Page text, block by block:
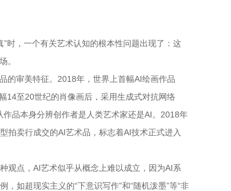
时，一个有关艺术认知的根本性问题出现了：这
。
的审美特征。2018年，世界上首幅AI绘画作品
14至20世纪的肖像画后，采用生成式对抗网络
品本身分辨创作者是人类艺术家还是AI。2018年
拍卖行成交的AI艺术品，标志着AI技术正式进入
观点，AI艺术似乎从概念上难以成立，因为AI系
如超现实主义的“下意识写作”和“随机泼墨”等“非